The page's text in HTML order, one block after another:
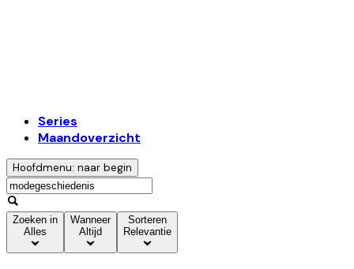
Series
Maandoverzicht
Hoofdmenu: naar begin
Zoeken in
Alles
Wanneer
Altijd
Sorteren
Relevantie